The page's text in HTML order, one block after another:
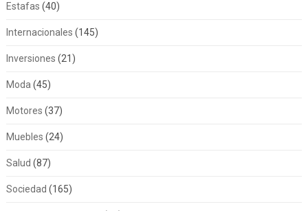
Estafas (40)
Internacionales (145)
Inversiones (21)
Moda(45)
Motores (37)
Muebles (24)
Salud (87)
Sociedad (165)